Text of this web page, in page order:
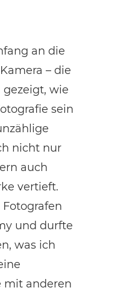
Workshop
Inhalten und
an die
– die
gezeigt, wie
sein
nicht nur
auch
vertieft.
und durfte
was ich
mit anderen